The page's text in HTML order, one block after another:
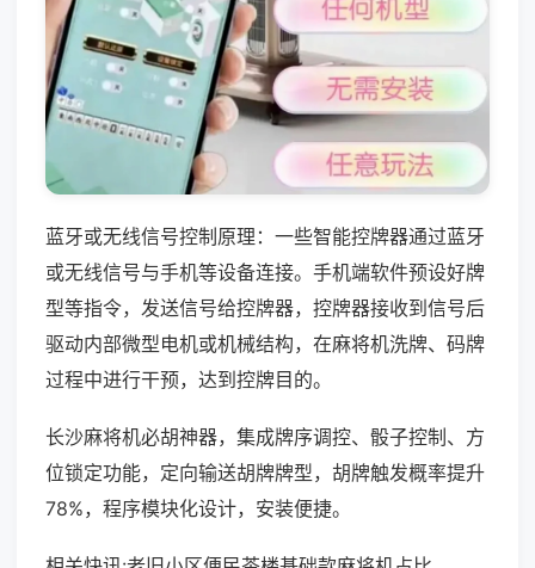
蓝牙或无线信号控制原理：一些智能控牌器通过蓝牙
或无线信号与手机等设备连接。手机端软件预设好牌
型等指令，发送信号给控牌器，控牌器接收到信号后
驱动内部微型电机或机械结构，在麻将机洗牌、码牌
过程中进行干预，达到控牌目的。
长沙麻将机必胡神器，集成牌序调控、骰子控制、方
位锁定功能，定向输送胡牌牌型，胡牌触发概率提升
78%，程序模块化设计，安装便捷。